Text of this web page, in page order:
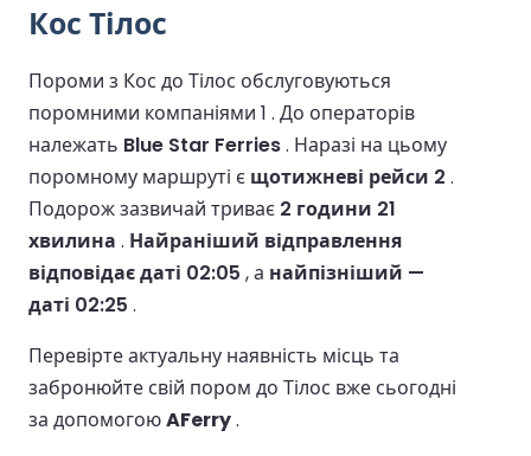
Кос Тілос
Пороми з Кос до Тілос обслуговуються
поромними компаніями 1 . До операторів
належать Blue Star Ferries. Наразі на цьому
поромному маршруті є щотижневі рейси 2 .
Подорож зазвичай триває 2 години 21
хвилина . Найраніший відправлення
відповідає даті 02:05 , а найпізніший —
даті 02:25 .
Перевірте актуальну наявність місць та
забронюйте свій пором до Тілос вже сьогодні
за допомогоюAFerry.